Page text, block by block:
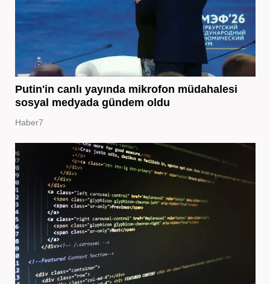
Putin'in canlı yayında mikrofon müdahalesi
sosyal medyada gündem oldu
Haber7